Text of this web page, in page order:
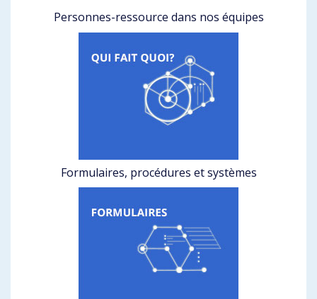
Personnes-ressource dans nos équipes
Formulaires, procédures et systèmes